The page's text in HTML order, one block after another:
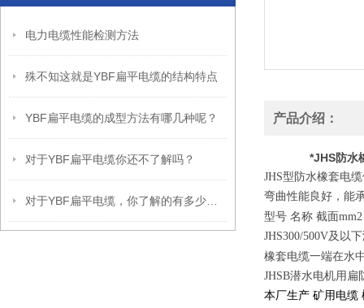
电力电缆性能检测方法
殊不知这就是YBF扁平电缆的结构特点
YBF扁平电缆的成型方法有哪几种呢？
对于YBF扁平电缆你还不了解吗？
产品介绍：
*JHS防水
JHS型防水橡套电
弯曲性能良好，能
型号 名称 截面mm2
JHS300/500V及以
橡套电缆一端在水
JHSB潜水电机用
本厂生产 矿用电缆